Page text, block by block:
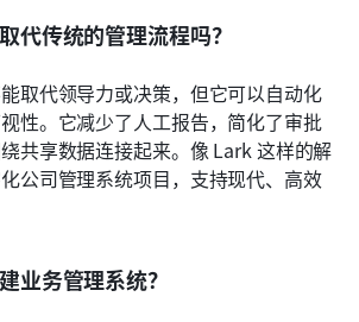
代传统的管理流程吗？
取代领导力或决策，但它可以自动化
性。它减少了人工报告，简化了审批
共享数据连接起来。像 Lark 这样的解
公司管理系统项目，支持现代、高效
业务管理系统？